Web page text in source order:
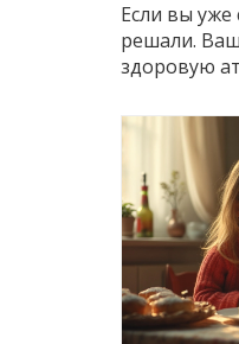
Если вы
решали.
здоровую